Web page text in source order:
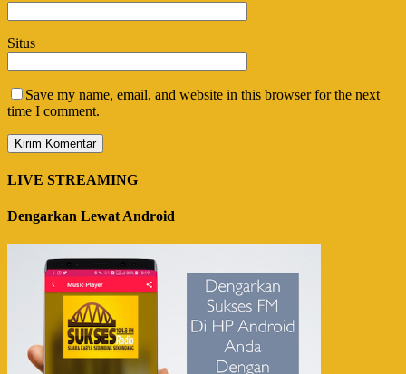
Situs
Save my name, email, and website in this browser for the next
time I comment.
LIVE STREAMING
Dengarkan Lewat Android